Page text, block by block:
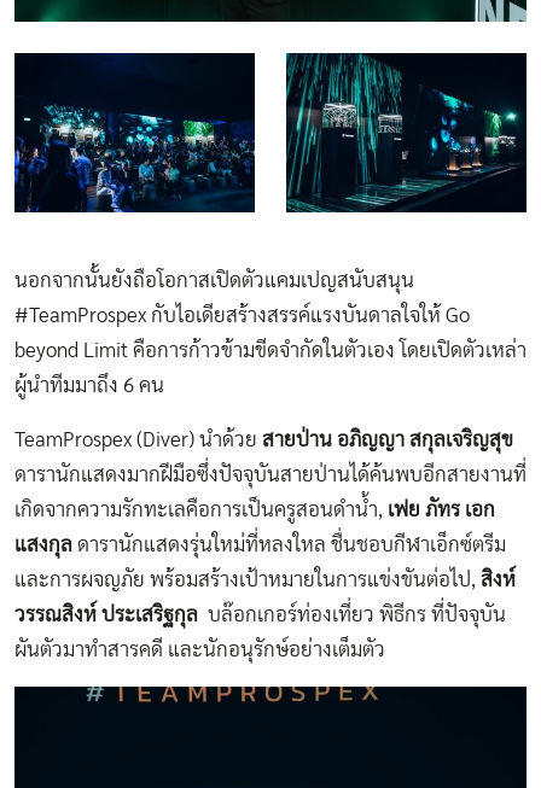
​นอกจากนั้นยังถือโอกาสเปิดตัวแคมเปญสนับสนุน
#TeamProspex กับไอเดียสร้างสรรค์แรงบันดาลใจให้​ Go
beyond Limit คือการก้าวข้ามขีดจำกัดในตัวเอง​ โดยเปิดตัวเหล่า
ผู้นำทีมมาถึง 6 คน
TeamProspex (Diver) นำด้วย สายป่าน อภิญญา สกุลเจริญสุข
ดารานักแสดงมากฝีมือซึ่งปัจจุบันสายป่านได้ค้นพบอีกสายงานที่
เกิดจากความรักทะเลคือการเป็นครูสอนดำน้ำ, เฟย ภัทร เอก
แสงกุล ดารานักแสดงรุ่นใหม่ที่หลงใหล​ ชื่นชอบกีฬาเอ็กซ์ตรีม
และการผจญภัย พร้อมสร้างเป้าหมายในการแข่งขันต่อไป, สิงห์
วรรณสิงห์ ประเสริฐกุล ​ บล๊อกเกอร์ท่องเที่ยว ​พิธีกร​ ที่ปัจจุบัน
ผันตัวมาทำสารคดี และนักอนุรักษ์อย่างเต็มตัว